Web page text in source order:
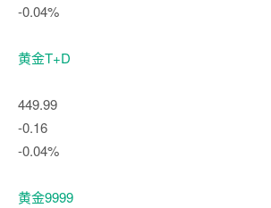
-0.04%
黄金T+D
449.99
-0.16
-0.04%
黄金9999